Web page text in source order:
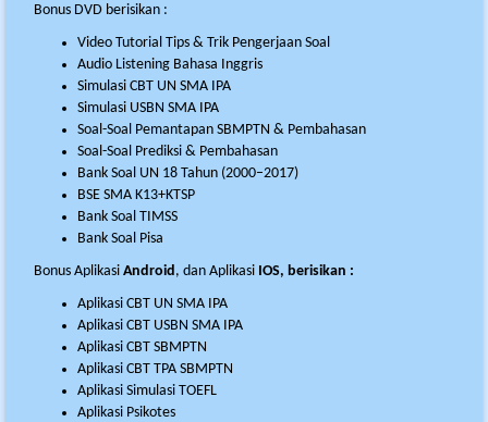
Bonus DVD berisikan :
Video Tutorial Tips & Trik Pengerjaan Soal
Audio Listening Bahasa Inggris
Simulasi CBT UN SMA IPA
Simulasi USBN SMA IPA
Soal-Soal Pemantapan SBMPTN & Pembahasan
Soal-Soal Prediksi & Pembahasan
Bank Soal UN 18 Tahun (2000–2017)
BSE SMA K13+KTSP
Bank Soal TIMSS
Bank Soal Pisa
Bonus Aplikasi Android , dan Aplikasi IOS, berisikan :
Aplikasi CBT UN SMA IPA
Aplikasi CBT USBN SMA IPA
Aplikasi CBT SBMPTN
Aplikasi CBT TPA SBMPTN
Aplikasi Simulasi TOEFL
Aplikasi Psikotes